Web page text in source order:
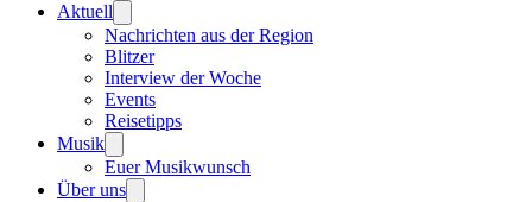
Aktuell
Nachrichten aus der Region
Blitzer
Interview der Woche
Events
Reisetipps
Musik
Euer Musikwunsch
Über uns